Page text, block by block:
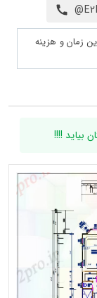
زمان و هزینه
بیاید !!!!